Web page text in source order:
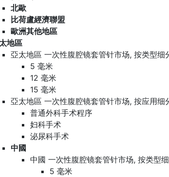
北歐
比荷盧經濟聯盟
歐洲其他地區
地區
亞太地區 一次性腹腔镜套管针市场, 按类型细
5 毫米
12 毫米
15 毫米
亞太地區 一次性腹腔镜套管针市场, 按应用细
普通外科手术程序
妇科手术
泌尿科手术
中國
中國 一次性腹腔镜套管针市场, 按类型
5 毫米